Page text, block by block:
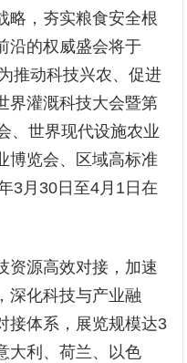
略，夯实粮食安全根
沿的权威盛会将于
推动科技兴农、促进
界灌溉科技大会暨第
、世界现代设施农业
博览会、区域高标准
3月30日至4月1日在
资源高效对接，加速
深化科技与产业融
接体系，展览规模达3
大利、荷兰、以色